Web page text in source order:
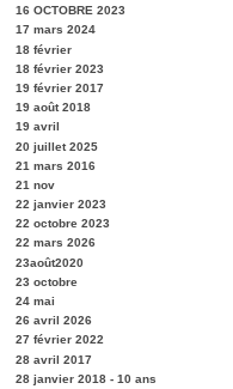
16 OCTOBRE 2023
17 mars 2024
18 février
18 février 2023
19 février 2017
19 août 2018
19 avril
20 juillet 2025
21 mars 2016
21 nov
22 janvier 2023
22 octobre 2023
22 mars 2026
23août2020
23 octobre
24 mai
26 avril 2026
27 février 2022
28 avril 2017
28 janvier 2018 - 10 ans